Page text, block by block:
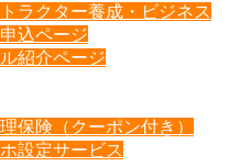
ラクター養成・ビジネス
込ページ
紹介ページ
保険（クーポン付き）
設定サービス